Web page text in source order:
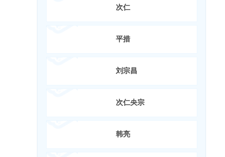
次仁
平措
刘宗昌
次仁央宗
韩亮